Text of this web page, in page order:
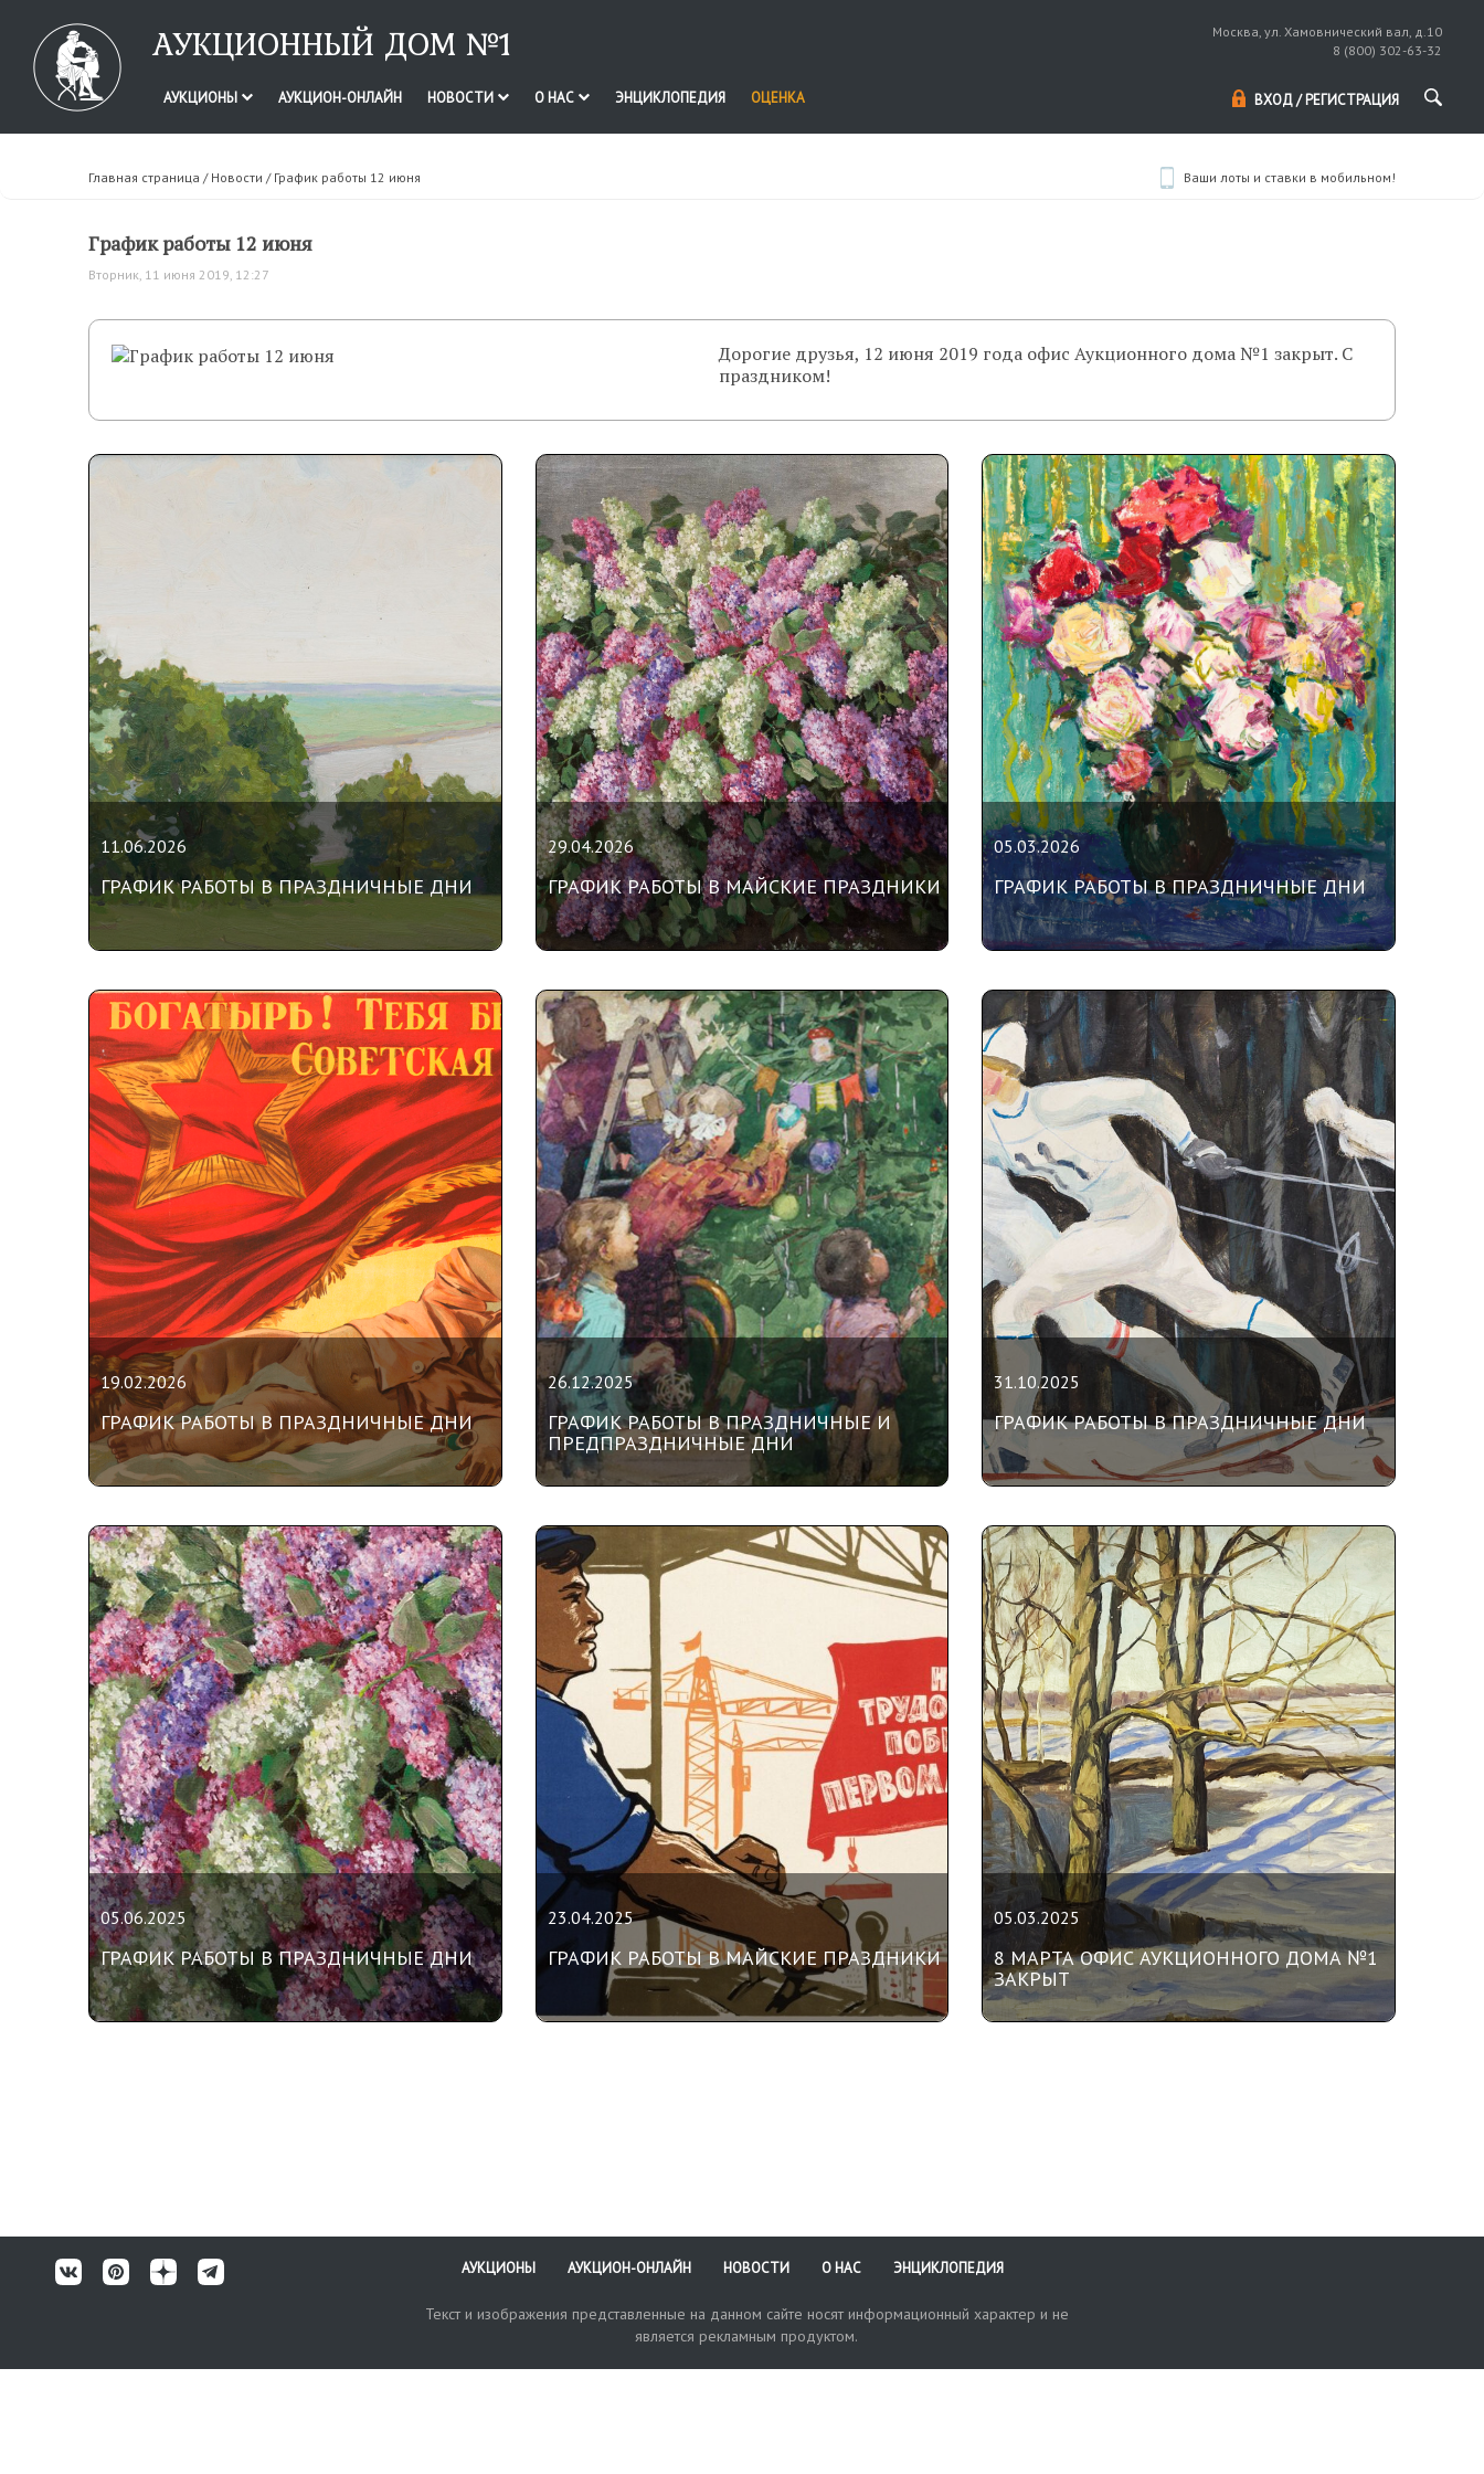
АУКЦИОННЫЙ ДОМ №1
Москва, ул. Хамовнический вал, д.10
8 (800) 302-63-32
АУКЦИОНЫ АУКЦИОН-ОНЛАЙН НОВОСТИ О НАС ЭНЦИКЛОПЕДИЯ ОЦЕНКА ВХОД / РЕГИСТРАЦИЯ
Главная страница / Новости / График работы 12 июня Ваши лоты и ставки в мобильном!
График работы 12 июня
Вторник, 11 июня 2019, 12:27
Дорогие друзья, 12 июня 2019 года офис Аукционного дома №1 закрыт. С
праздником!
11.06.2026
ГРАФИК РАБОТЫ В ПРАЗДНИЧНЫЕ ДНИ
29.04.2026
ГРАФИК РАБОТЫ В МАЙСКИЕ ПРАЗДНИКИ
05.03.2026
ГРАФИК РАБОТЫ В ПРАЗДНИЧНЫЕ ДНИ
19.02.2026
ГРАФИК РАБОТЫ В ПРАЗДНИЧНЫЕ ДНИ
26.12.2025
ГРАФИК РАБОТЫ В ПРАЗДНИЧНЫЕ И
ПРЕДПРАЗДНИЧНЫЕ ДНИ
31.10.2025
ГРАФИК РАБОТЫ В ПРАЗДНИЧНЫЕ ДНИ
05.06.2025
ГРАФИК РАБОТЫ В ПРАЗДНИЧНЫЕ ДНИ
23.04.2025
ГРАФИК РАБОТЫ В МАЙСКИЕ ПРАЗДНИКИ
05.03.2025
8 МАРТА ОФИС АУКЦИОННОГО ДОМА №1
ЗАКРЫТ
АУКЦИОНЫ АУКЦИОН-ОНЛАЙН НОВОСТИ О НАС ЭНЦИКЛОПЕДИЯ
Текст и изображения представленные на данном сайте носят информационный характер и не
является рекламным продуктом.